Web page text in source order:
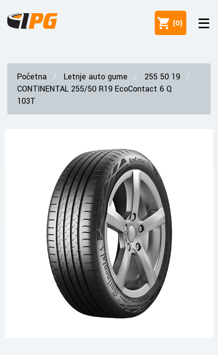
(0)
Početna Letnje auto gume
255 50 19
CONTINENTAL 255/50 R19 EcoContact 6 Q
103T